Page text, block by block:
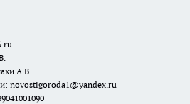
u
А.В.
novostigoroda1@yandex.ru